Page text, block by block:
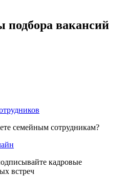
вакансий
семейным сотрудникам?
кадровые
встреч